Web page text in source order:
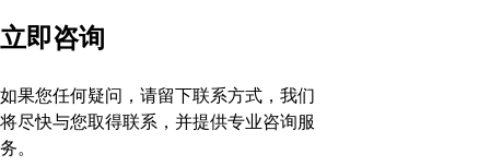
立即咨询
如果您任何疑问，请留下联系方式，我们
将尽快与您取得联系，并提供专业咨询服
务。